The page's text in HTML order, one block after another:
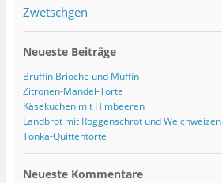
Zwetschgen
Neueste Beiträge
Bruffin Brioche und Muffin
Zitronen-Mandel-Torte
Käsekuchen mit Himbeeren
Landbrot mit Roggenschrot und Weichweizen
Tonka-Quittentorte
Neueste Kommentare